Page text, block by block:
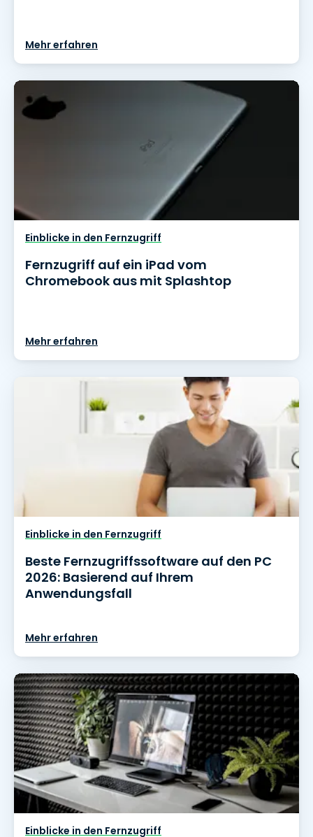
Mehr erfahren
Einblicke in den Fernzugriff
Fernzugriff auf ein iPad vom
Chromebook aus mit Splashtop
Mehr erfahren
Einblicke in den Fernzugriff
Beste Fernzugriffssoftware auf den PC
2026: Basierend auf Ihrem
Anwendungsfall
Mehr erfahren
Einblicke in den Fernzugriff